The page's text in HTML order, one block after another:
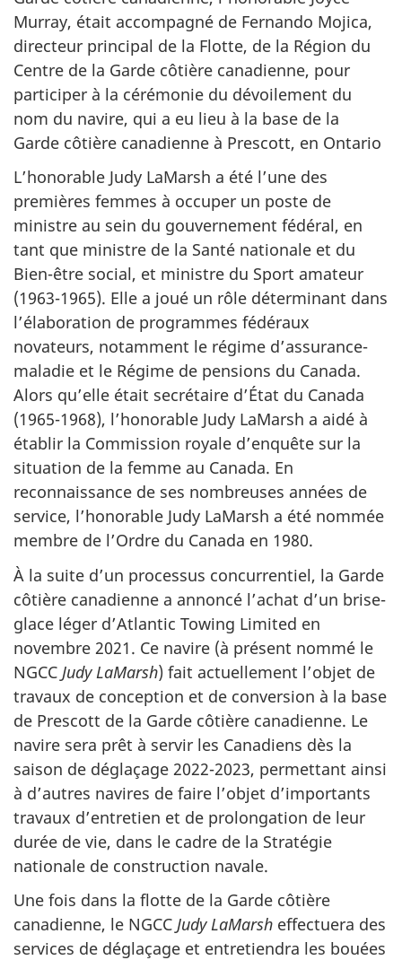
Murray, était accompagné de Fernando Mojica,
directeur principal de la Flotte, de la Région du
Centre de la Garde côtière canadienne, pour
participer à la cérémonie du dévoilement du
nom du navire, qui a eu lieu à la base de la
Garde côtière canadienne à Prescott, en Ontario
L’honorable Judy LaMarsh a été l’une des
premières femmes à occuper un poste de
ministre au sein du gouvernement fédéral, en
tant que ministre de la Santé nationale et du
Bien-être social, et ministre du Sport amateur
(1963-1965). Elle a joué un rôle déterminant dans
l’élaboration de programmes fédéraux
novateurs, notamment le régime d’assurance-
maladie et le Régime de pensions du Canada.
Alors qu’elle était secrétaire d’État du Canada
(1965-1968), l’honorable Judy LaMarsh a aidé à
établir la Commission royale d’enquête sur la
situation de la femme au Canada. En
reconnaissance de ses nombreuses années de
service, l’honorable Judy LaMarsh a été nommée
membre de l’Ordre du Canada en 1980.
À la suite d’un processus concurrentiel, la Garde
côtière canadienne a annoncé l’achat d’un brise-
glace léger d’Atlantic Towing Limited en
novembre 2021. Ce navire (à présent nommé le
NGCC Judy LaMarsh) fait actuellement l’objet de
travaux de conception et de conversion à la base
de Prescott de la Garde côtière canadienne. Le
navire sera prêt à servir les Canadiens dès la
saison de déglaçage 2022-2023, permettant ainsi
à d’autres navires de faire l’objet d’importants
travaux d’entretien et de prolongation de leur
durée de vie, dans le cadre de la Stratégie
nationale de construction navale.
Une fois dans la flotte de la Garde côtière
canadienne, le NGCC Judy LaMarsh effectuera des
services de déglaçage et entretiendra les bouées